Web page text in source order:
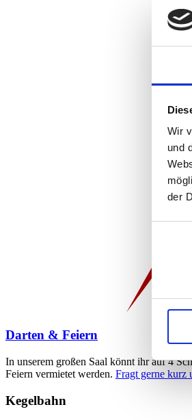
Wir
und
der
Darten & Feiern
In unserem großen Saal könnt ihr auf 4
Feiern vermietet werden. Fragt gerne kurz
Kegelbahn